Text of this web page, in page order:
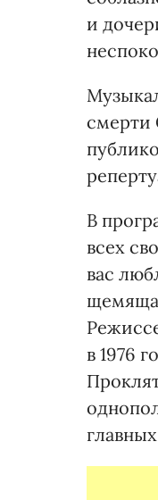
и
смерти
В
всех
вас
в 1976